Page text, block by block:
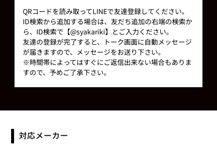
QRコードを読み取ってLINEで友達登録してください。
ID検索から追加する場合は、友だち追加の右端の検索か
ら、ID検索で【@syakariki】とご入力ください。
友達の登録が完了すると、トーク画面に自動メッセージ
が届きますので、メッセージをお送り下さい。
※時間帯によってはすぐにご返信出来ない場合もありま
すので、予めご了承下さい。
対応メーカー